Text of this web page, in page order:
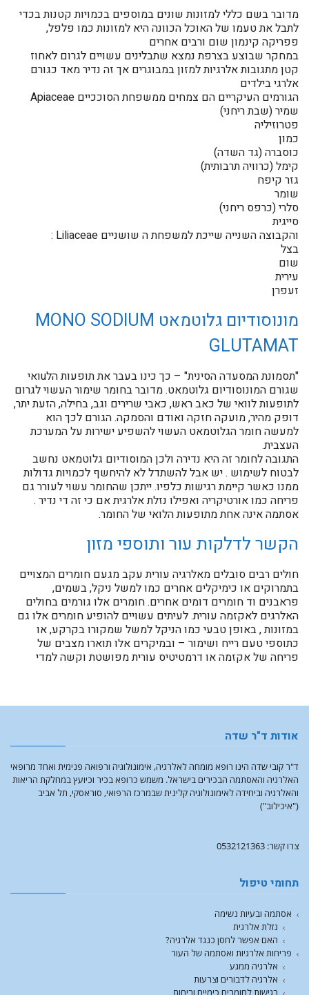
מדובר בשם כללי למזונות שונים במוספים בכמויות קטנות בכדי
לתבל את טעמו של האוכל הכוונה היא למזונות כמו פלפל,
פפריקה קינמון שום ורבים אחרים
במחקר שבוצע בצרפת נמצא שתבלינים עשויים לגרום לאחוז
קטן מתגובות אלרגיות למזון במבוגרים אך זה נדיר מאד כגורם
אלרגי בילדים
הגורמים העיקריים הם צמחים ממשפחת הסוככיים Apiaceae
שמיר (שבת ריחני)
פטרוזיליה
כמון
כוסברה (גד השדה)
קימל (כרוויה תרבותית)
גזר קיפח
שומר
סלרי (כרפס ריחני)
סייגית
והקבוצה השנייה שייכת למשפחת ה שושניים Liliaceae :
בצל
שום
עירית
זעפרן
מונוסודיום גלוטמאט MONO SODIUM
GLUTAMAT
"תסמונת המסעדה הסינית" – כך כינו בעבר את תופעות הלuואי
שגורם המונוסודיום גלוטמאט. מדובר בחומר שימור העשוי לגרום
לתופעות לוואי של כאב ראש, כאבי שרירים וגב, בחילה, הזעת יתר,
דופק מהיר, מועקה חזקה ואודם והסמקה. הגורם לכך הוא
למעשה חומר הגלוטמאט העשוי להשפיע ישירות על המערכת
העצבית.
התגובה לחומר זה היא נדירה ולכן המוסודיום גלוטמאט נחשב
לבטוח לשימוש . יש אבל להשתדל לא להיחשף לכמויות גדולות
ממנו כאשר קיימת רגישות כלפיו. ייתכן שהחומר עשוי לעורר גם
פריחה כמו אורטיקריה ואפילו נזלת אלרגית אם כי זה די נדיר .
אסתמה אינה אחת מתופעות הלואי של החומר.
הקשר לדלקות עור ותוספי מזון
חולים רבים סובלים מאלרגיה עורית עקב מגעם חומרים המצויים
בתמרוקים או כימיקלים אחרים כמו למשל ניקל, בשמים,
פראבנים וד חומרים דומים אחרים. חומרים אלו גורמים בחולים
האלרגים לאקזמה עורית. לעיתים עשויים להופיע חומרים אלו גם
במזונות , באופן טבעי כמו הניקל למשל שמקורו בקרקע, או
כתוספי טעם רייח ושימור – ובמיקרים אלו תוארו מצבים של
פריחה של אקזמה או דרמטיטיס עורית מפושטת וקשה למדי
אודות ד"ר שדה
ד"ר קובי שדה הינו רופא מומחה לאלרגיה, אימונולוגיה ורפואה פנימית ואחד מרופאי
האלרגיה והאסתמה הבכירים בישראל. משמש כרופא בכיר וכיועץ במחלקת הריאות
והאלרגיה וביחידה לאימונולוגיה קלינית שבמרכז הרפואי, סוראסקי, תל אביב
("איכילוב")
צרו קשר: 0532121363
תחומי טיפול
אסתמה ובעיות נשימה
נזלת אלרגית
האם אפשר לחסן כנגד אלרגיה?
פריחות אלרגיות ואסתמה של העור
אלרגיה ממגע
אלרגיה לדבורים וצרעות
רגישות לחומרים כימיים וריחות